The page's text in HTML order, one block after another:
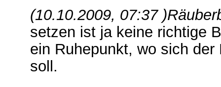
(10.10.2009, 07:37 )
setzen ist ja keine richtige
ein Ruhepunkt, wo sich
soll.